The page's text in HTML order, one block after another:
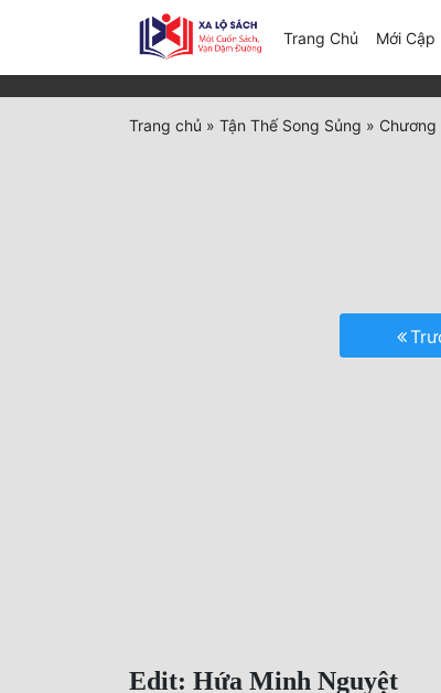
Trang Chủ Mới Cập
Trang chủ » Tận Thế Song Sủng »
Edit: Hứa Minh Nguyệt